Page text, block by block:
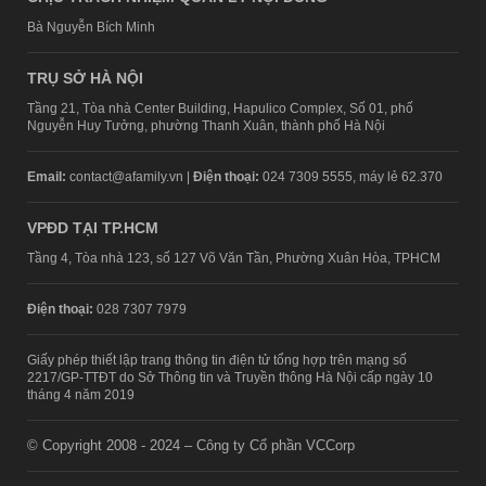
Bà Nguyễn Bích Minh
TRỤ SỞ HÀ NỘI
Tầng 21, Tòa nhà Center Building, Hapulico Complex, Số 01, phố
Nguyễn Huy Tưởng, phường Thanh Xuân, thành phố Hà Nội
Email: contact@afamily.vn | Điện thoại: 024 7309 5555, máy lẻ 62.370
VPĐD TẠI TP.HCM
Tầng 4, Tòa nhà 123, số 127 Võ Văn Tần, Phường Xuân Hòa, TPHCM
Điện thoại: 028 7307 7979
Giấy phép thiết lập trang thông tin điện tử tổng hợp trên mạng số
2217/GP-TTĐT do Sở Thông tin và Truyền thông Hà Nội cấp ngày 10
tháng 4 năm 2019
© Copyright 2008 - 2024 – Công ty Cổ phần VCCorp